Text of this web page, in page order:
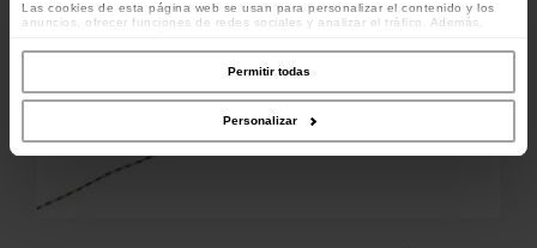
Las cookies de esta página web se usan para personalizar el contenido y los
anuncios, ofrecer funciones de redes sociales y analizar el tráfico. Además,
colaboradores de redes sociales, publicidad y análisis web, quienes pueden
combinarla con otra información que les haya proporcionado o que hayan
recopilado a partir del uso que haya hecho de sus servicios.
Permitir todas
Personalizar